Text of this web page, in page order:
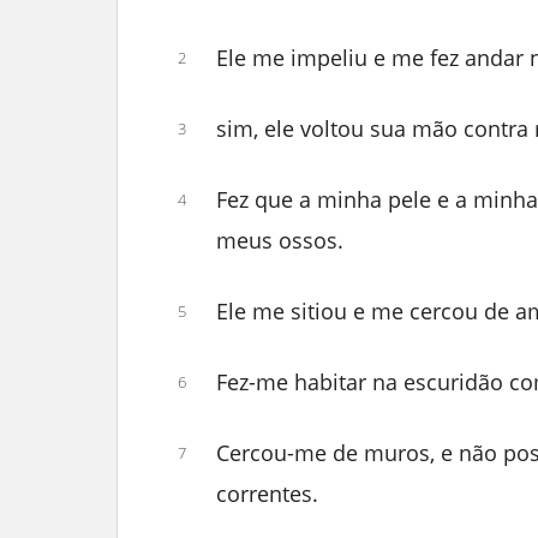
2 Ele me impeliu e me fez andar
3 sim, ele voltou sua mão
4
Fez que a minha pele e a
meus ossos.
5 Ele me sitiou e me cercou de
6 Fez-me habitar na escuridão
7
Cercou-me de muros, e não
correntes.